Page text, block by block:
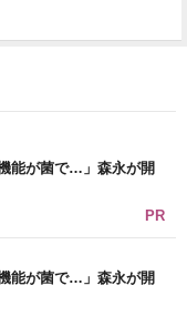
能が菌で…」森永が開
PR
能が菌で…」森永が開